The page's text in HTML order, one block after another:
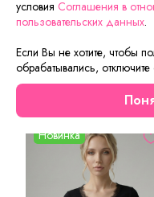
48/50 - 65 см, 52/54 -
Сейчас
Новинка
условия Соглашения в
пользовательских данных.
Если Вы не хотите, чтобы
обрабатывались,